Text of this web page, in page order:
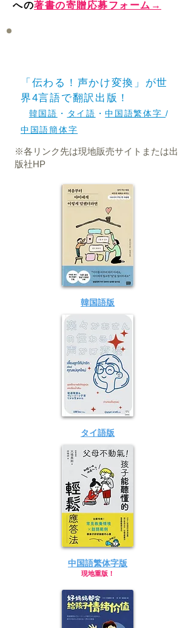
への著書の寄贈応募フォーム→
「伝わる！声かけ変換」が世
界4言語で翻訳出版 ！​
韓国語 ・ タ イ語 ・中国語繁体字/
中国語簡体字
※各リンク先は現地販売サイトまたは出
版社HP
​韓国語版
​タイ語版
中国語​繁体字版
​現地重版！